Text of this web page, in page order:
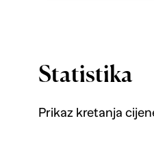
Statistika
Prikaz kretanja